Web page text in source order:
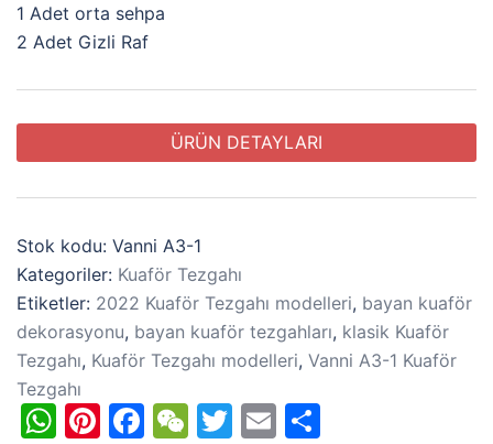
1 Adet orta sehpa
2 Adet Gizli Raf
ÜRÜN DETAYLARI
Stok kodu: Vanni A3-1
Kategoriler: Kuaför Tezgahı
Etiketler: 2022 Kuaför Tezgahı modelleri, bayan kuaför
dekorasyonu, bayan kuaför tezgahları, klasik Kuaför
Tezgahı, Kuaför Tezgahı modelleri, Vanni A3-1 Kuaför
Tezgahı
WhatsApp
Pinterest
Facebook
WeChat
Twitter
Email